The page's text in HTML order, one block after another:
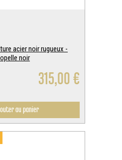
acier noir rugueux -
noir
315,00 €
au panier